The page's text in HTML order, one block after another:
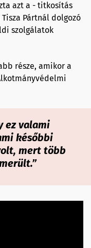
azt a - titkosítás
Pártnál dolgozó
szolgálatok
része, amikor a
ez valami
későbbi
mert több